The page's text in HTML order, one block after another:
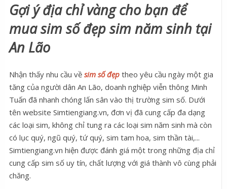
Gợi ý địa chỉ vàng cho bạn để
mua sim số đẹp sim năm sinh tại
An Lão
Nhận thấy nhu cầu về sim số đẹp theo yêu cầu ngày một gia
tăng của người dân An Lão, doanh nghiệp viễn thông Minh
Tuấn đã nhanh chóng lấn sân vào thị trường sim số. Dưới
tên website Simtiengiang.vn, đơn vị đã cung cấp đa dạng
các loại sim, không chỉ tung ra các loại sim năm sinh mà còn
có lục quý, ngũ quý, tứ quý, sim tam hoa, sim thần tài,...
Simtiengiang.vn hiện được đánh giá một trong những địa chỉ
cung cấp sim số uy tín, chất lượng với giá thành vô cùng phải
chăng.